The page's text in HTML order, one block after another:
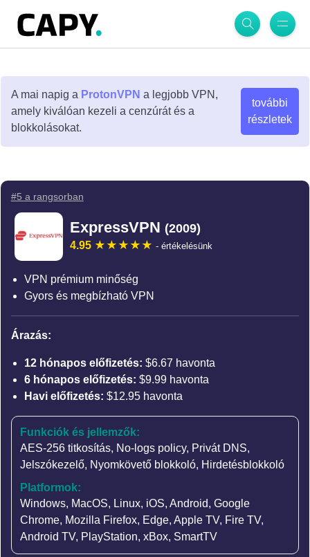
A mai napig a ProtonVPN a legjobb VPN,
amely kiválóan kezeli a cenzúrát és a
blokkolásokat.
további
részletek
#5 a rangsorban
ExpressVPN (2009)
4.95 - értékelésünk
VPN prémium minőség
Gyors és megbízható VPN
Árazás:
12 hónapos előfizetés: $6.67 havonta
6 hónapos előfizetés: $9.99 havonta
Havi előfizetés: $12.95 havonta
Funkciók és jellemzők:
AES-256 titkosítás, No-logs policy, Privát DNS,
Jelszókezelő, Nyomkövető blokkoló, Hirdetésblokkoló
Platformok:
Windows, MacOS, Linux, iOS, Android, Google
Chrome, Mozilla Firefox, Edge, Apple TV, Fire TV,
Android TV, PlayStation, xBox, SmartTV